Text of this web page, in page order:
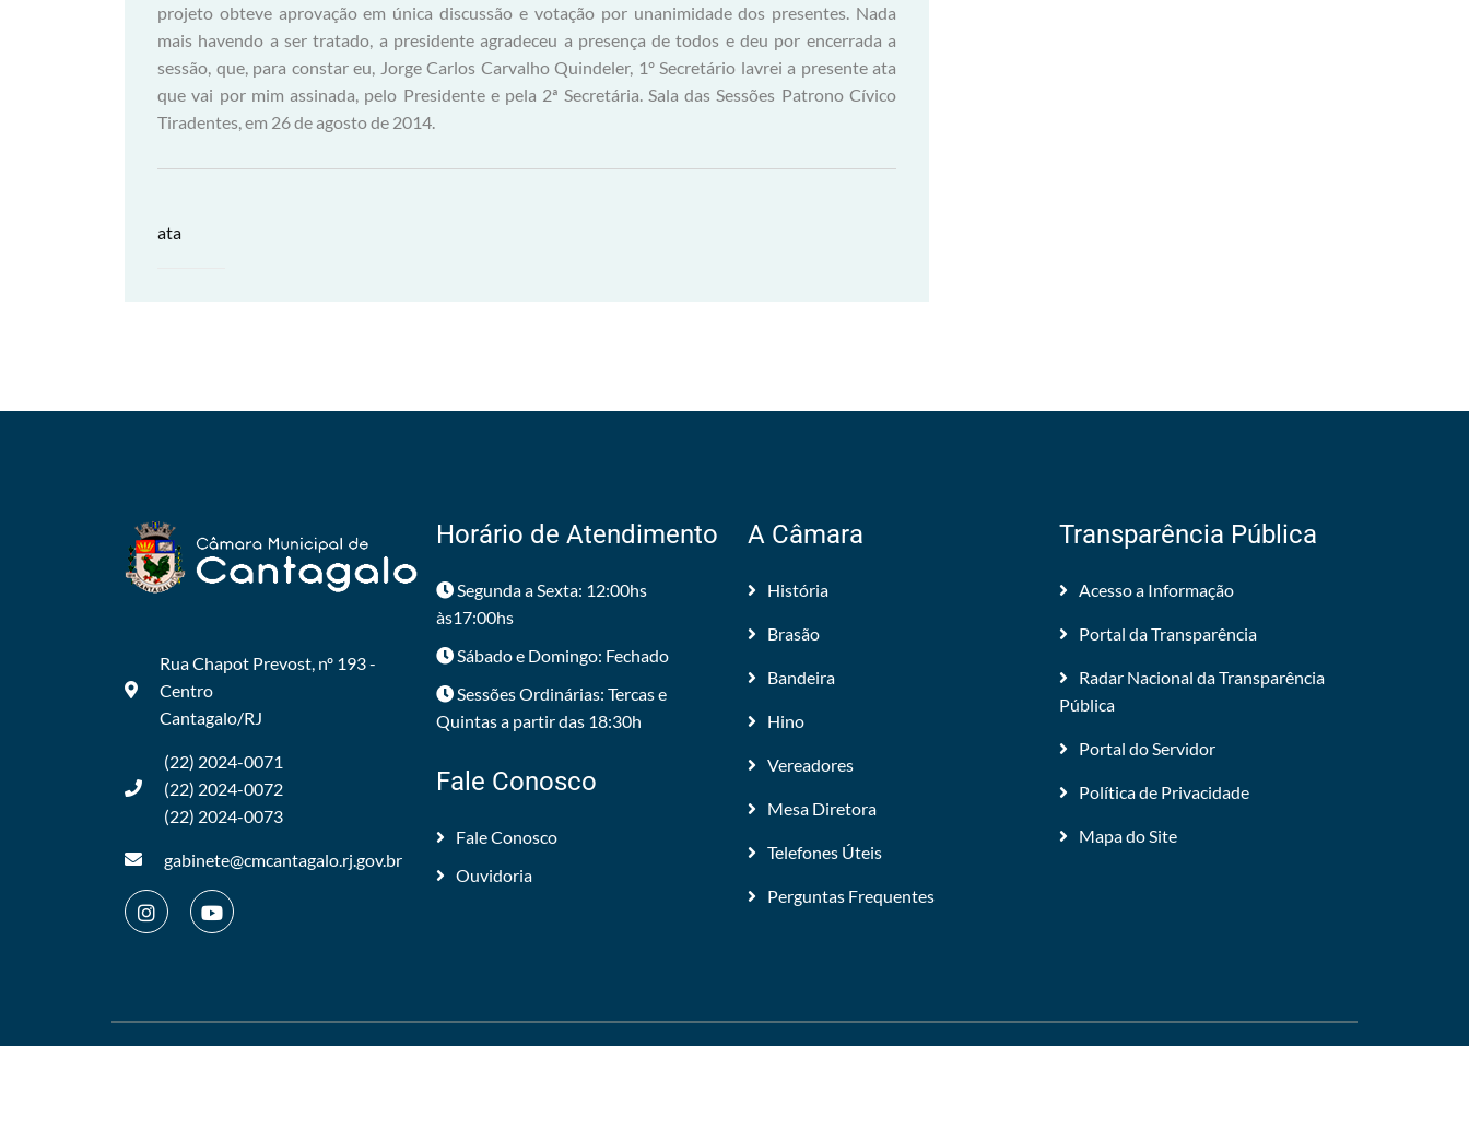
projeto obteve aprovação em única discussão e votação por unanimidade dos presentes. Nada
mais havendo a ser tratado, a presidente agradeceu a presença de todos e deu por encerrada a
sessão, que, para constar eu, Jorge Carlos Carvalho Quindeler, 1º Secretário lavrei a presente ata
que vai por mim assinada, pelo Presidente e pela 2ª Secretária. Sala das Sessões Patrono Cívico
Tiradentes, em 26 de agosto de 2014.
ata
Rua Chapot Prevost, nº 193 -
Centro
Cantagalo/RJ
(22) 2024-0071
(22) 2024-0072
(22) 2024-0073
gabinete@cmcantagalo.rj.gov.br
Horário de Atendimento
Segunda a Sexta: 12:00hs
às17:00hs
Sábado e Domingo: Fechado
Sessões Ordinárias: Tercas e
Quintas a partir das 18:30h
Fale Conosco
Fale Conosco
Ouvidoria
A Câmara
História
Brasão
Bandeira
Hino
Vereadores
Mesa Diretora
Telefones Úteis
Perguntas Frequentes
Transparência Pública
Acesso a Informação
Portal da Transparência
Radar Nacional da Transparência
Pública
Portal do Servidor
Política de Privacidade
Mapa do Site